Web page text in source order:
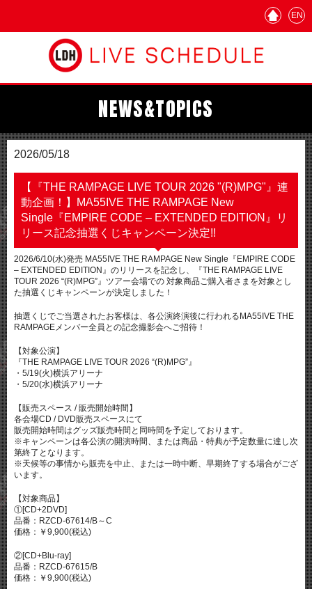
EN
NEWS&TOPICS
2026/05/18
【『THE RAMPAGE LIVE TOUR 2026 "(R)MPG"』連
動企画！】MA55IVE THE RAMPAGE New
Single『EMPIRE CODE – EXTENDED EDITION』リ
リース記念抽選くじキャンペーン決定!!
2026/6/10(水)発売 MA55IVE THE RAMPAGE New Single『EMPIRE CODE
– EXTENDED EDITION』のリリースを記念し、『THE RAMPAGE LIVE
TOUR 2026 “(R)MPG”』ツアー会場での 対象商品ご購入者さまを対象とし
た抽選くじキャンペーンが決定しました！
抽選くじでご当選されたお客様は、各公演終演後に行われるMA55IVE THE
RAMPAGEメンバー全員との記念撮影会へご招待！
【対象公演】
『THE RAMPAGE LIVE TOUR 2026 “(R)MPG”』
・5/19(火)横浜アリーナ
・5/20(水)横浜アリーナ
【販売スペース / 販売開始時間】
各会場CD / DVD販売スペースにて
販売開始時間はグッズ販売時間と同時間を予定しております。
※キャンペーンは各公演の開演時間、または商品・特典が予定数量に達し次
第終了となります。
※天候等の事情から販売を中止、または一時中断、早期終了する場合がござ
います。
【対象商品】
①[CD+2DVD]
品番：RZCD-67614/B～C
価格：￥9,900(税込)
②[CD+Blu-ray]
品番：RZCD-67615/B
価格：￥9,900(税込)